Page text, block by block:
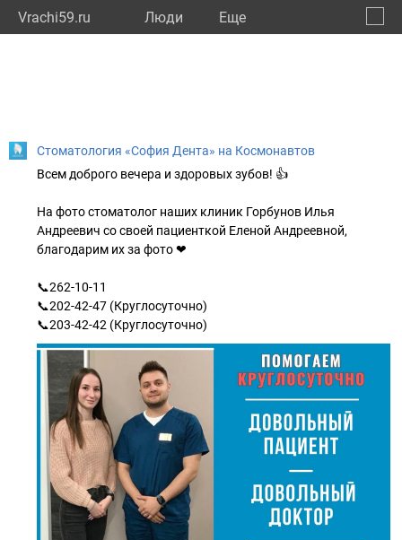
Vrachi59.ru Люди Eще
Стоматология «София Дента» на Космонавтов
Всем доброго вечера и здоровых зубов! 👍
На фото стоматолог наших клиник Горбунов Илья
Андреевич со своей пациенткой Еленой Андреевной,
благодарим их за фото ❤
📞262-10-11
📞202-42-47 (Круглосуточно)
📞203-42-42 (Круглосуточно)